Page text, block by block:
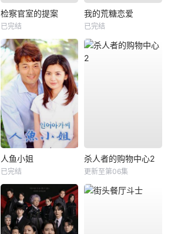
检察官室的提案
已完结
我的荒糖恋爱
已完结
人鱼小姐
已完结
杀人者的购物中心2
更新至第06集